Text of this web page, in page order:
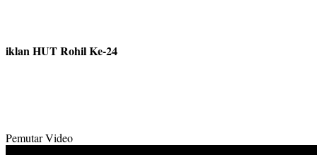
iklan HUT Rohil Ke-24
Pemutar Video